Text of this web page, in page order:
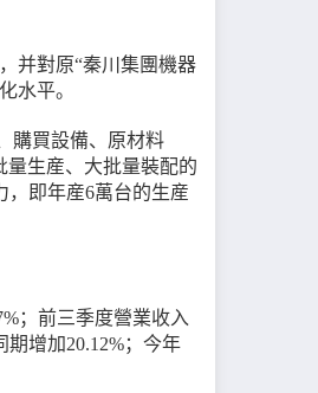
并對原“秦川集團機器
水平。
購買設備、原材料
量生産、大批量裝配的
，即年産6萬台的生産
；前三季度營業收入
期增加20.12%；今年